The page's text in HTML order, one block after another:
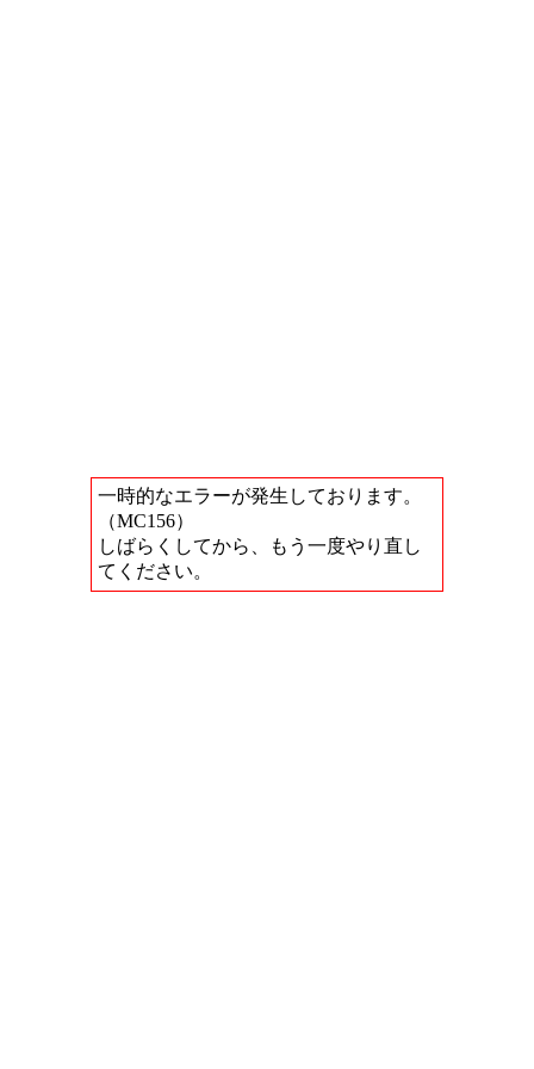
一時的なエラーが発生しております。
（MC156）
しばらくしてから、もう一度やり直し
てください。